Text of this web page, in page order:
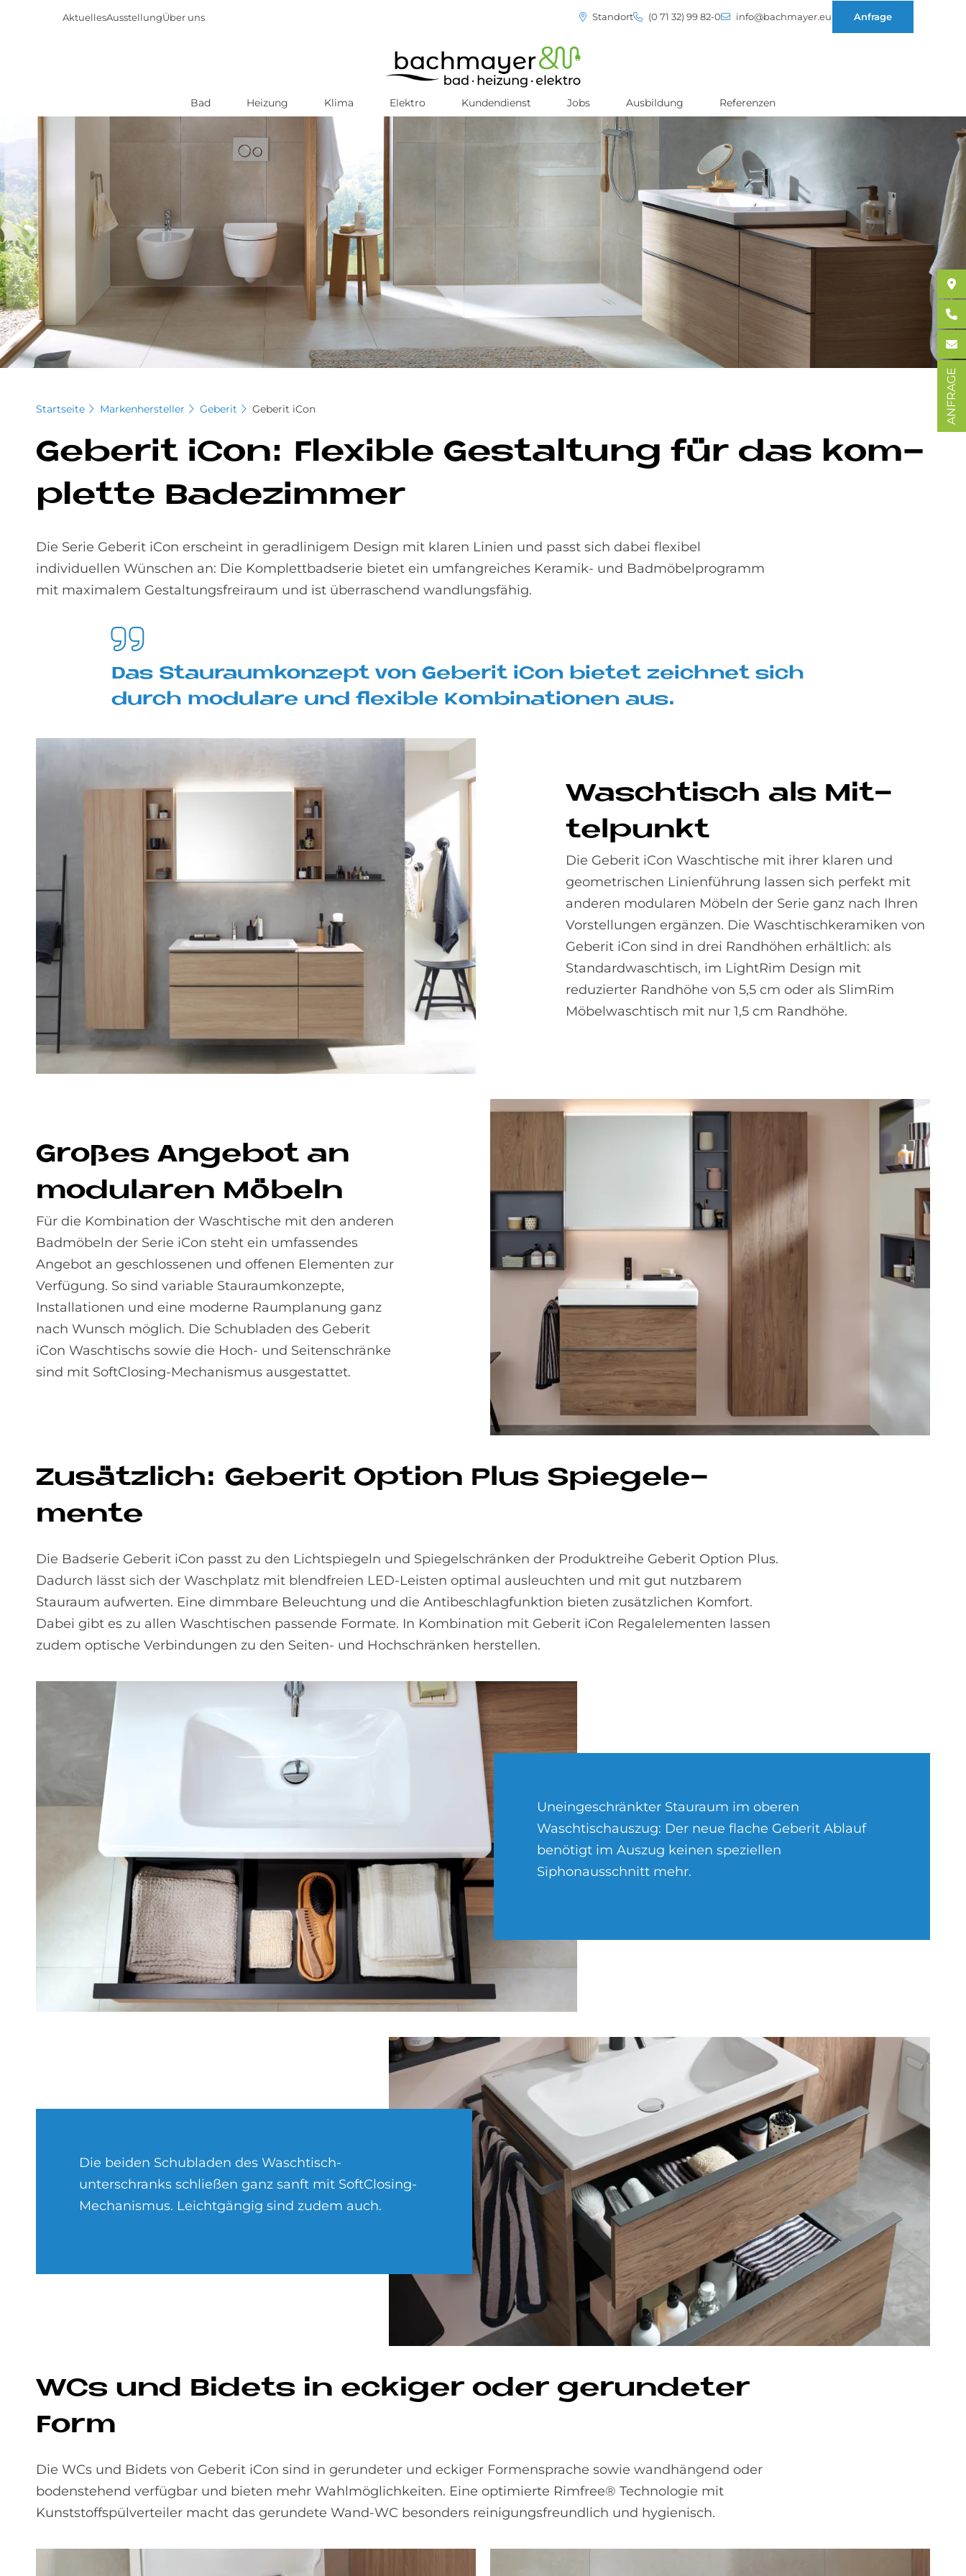
AktuellesAusstellungÜber uns Standort (0 71 32) 99 82-0 info@bachmayer.eu Anfrage
Bad Heizung Klima Elektro Kundendienst Jobs Ausbildung Referenzen
Startseite Markenhersteller Geberit Geberit iCon
Ge­be­rit iCon: Fle­xi­ble Ge­stal­tung für das kom­
plet­te Ba­de­zim­mer
Die Serie Geberit iCon erscheint in geradlinigem Design mit klaren Linien und passt sich dabei flexibel
individuellen Wünschen an: Die Komplettbadserie bietet ein umfangreiches Keramik- und Badmöbelprogramm
mit maximalem Gestaltungsfreiraum und ist überraschend wandlungsfähig.
Das Stau­raum­kon­ze­pt von Ge­be­rit iCon bie­tet zeich­net sich
durch mo­du­la­re und fle­xi­ble Kom­bi­na­tio­nen aus.
Wasch­tisch als Mit­
tel­pun­kt
Die Geberit iCon Waschtische mit ihrer klaren und
geometrischen Linienführung lassen sich perfekt mit
anderen modularen Möbeln der Serie ganz nach Ihren
Vorstellungen ergänzen. Die Waschtischkeramiken von
Geberit iCon sind in drei Randhöhen erhältlich: als
Standardwaschtisch, im LightRim Design mit
reduzierter Randhöhe von 5,5 cm oder als SlimRim
Möbelwaschtisch mit nur 1,5 cm Randhöhe.
Gro­ßes An­ge­bot an
mo­du­la­ren Mö­beln
Für die Kombination der Waschtische mit den anderen
Badmöbeln der Serie iCon steht ein umfassendes
Angebot an geschlossenen und offenen Elementen zur
Verfügung. So sind variable Stauraumkonzepte,
Installationen und eine moderne Raumplanung ganz
nach Wunsch möglich. Die Schubladen des Geberit
iCon Waschtischs sowie die Hoch- und Seitenschränke
sind mit SoftClosing-Mechanismus ausgestattet.
Zu­sätz­lich: Ge­be­rit Op­ti­on Plus Spie­g­ele­
men­te
Die Badserie Geberit iCon passt zu den Lichtspiegeln und Spiegelschränken der Produktreihe Geberit Option Plus.
Dadurch lässt sich der Waschplatz mit blendfreien LED-Leisten optimal ausleuchten und mit gut nutzbarem
Stauraum aufwerten. Eine dimmbare Beleuchtung und die Antibeschlagfunktion bieten zusätzlichen Komfort.
Dabei gibt es zu allen Waschtischen passende Formate. In Kombination mit Geberit iCon Regalelementen lassen
zudem optische Verbindungen zu den Seiten- und Hochschränken herstellen.
Uneingeschränkter Stauraum im oberen
Waschtischauszug: Der neue flache Geberit Ablauf
benötigt im Auszug keinen speziellen
Siphonausschnitt mehr.
Die beiden Schubladen des Waschtisch­
unterschranks schließen ganz sanft mit SoftClosing-
Mechanismus. Leichtgängig sind zudem auch.
WCs und Bi­dets in ecki­ger oder ge­run­de­ter
Form
Die WCs und Bidets von Geberit iCon sind in gerundeter und eckiger Formensprache sowie wandhängend oder
bodenstehend verfügbar und bieten mehr Wahlmöglichkeiten. Eine optimierte Rimfree® Technologie mit
Kunststoffspülverteiler macht das gerundete Wand-WC besonders reinigungsfreundlich und hygienisch.
ANFRAGE